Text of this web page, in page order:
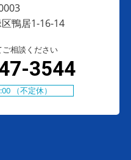
鴨居1-16-14
相談ください
3544
（不定休）